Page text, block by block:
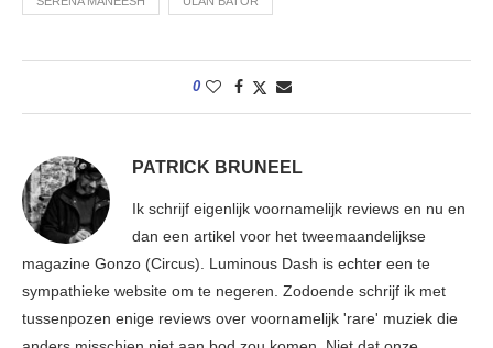
0
PATRICK BRUNEEL
Ik schrijf eigenlijk voornamelijk reviews en nu en
dan een artikel voor het tweemaandelijkse
magazine Gonzo (Circus). Luminous Dash is echter een te
sympathieke website om te negeren. Zodoende schrijf ik met
tussenpozen enige reviews over voornamelijk 'rare' muziek die